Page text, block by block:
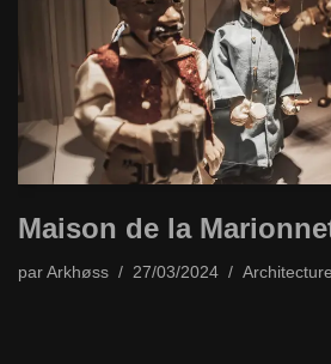
Maison de la
par Arkhøss 27/03/2024